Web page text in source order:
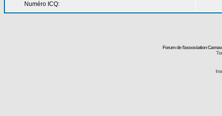
Numéro ICQ:
Forum de l'association